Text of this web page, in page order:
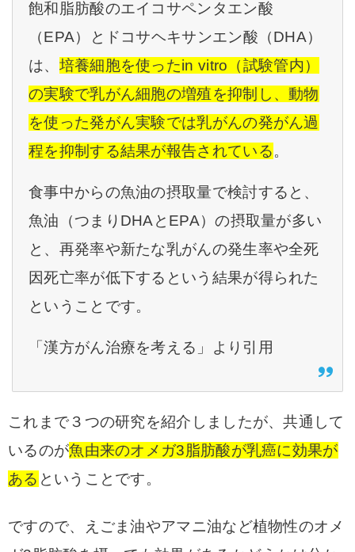
飽和脂肪酸のエイコサペンタエン酸
（EPA）とドコサヘキサンエン酸（DHA）
は、 培養細胞を使ったin vitro（試験管内）
の実験で乳がん細胞の増殖を抑制し、動物
を使った発がん実験では乳がんの発がん過
程を抑制する結果が報告されている。
食事中からの魚油の摂取量で検討すると、
魚油（つまりDHAとEPA）の摂取量が多い
と、再発率や新たな乳がんの発生率や全死
因死亡率が低下するという結果が得られた
ということです。
「漢方がん治療を考える」より引用
これまで３つの研究を紹介しましたが、共通して
いるのが魚由来のオメガ3脂肪酸が乳癌に効果が
ある ということです。
ですので、えごま油やアマニ油など植物性のオメ